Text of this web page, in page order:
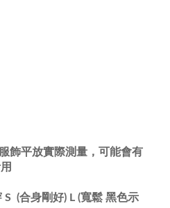
飾平放實際測量，可能會有
(合身剛好) L (寬鬆 黑色示